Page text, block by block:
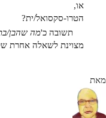
או,
הטרו-סקסואל/ית?
תשובה כ'מה שהבן/
מצוינת לשאלה אחרת
מאת